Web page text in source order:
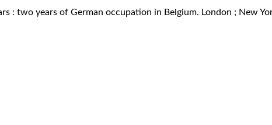
: two years of German occupation in Belgium. London ; New